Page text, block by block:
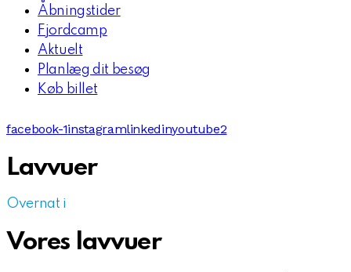
Åbningstider
Fjordcamp
Aktuelt
Planlæg dit besøg
Køb billet
facebook-1instagramlinkedinyoutube2
Lavvuer
Overnat i
Vores lavvuer